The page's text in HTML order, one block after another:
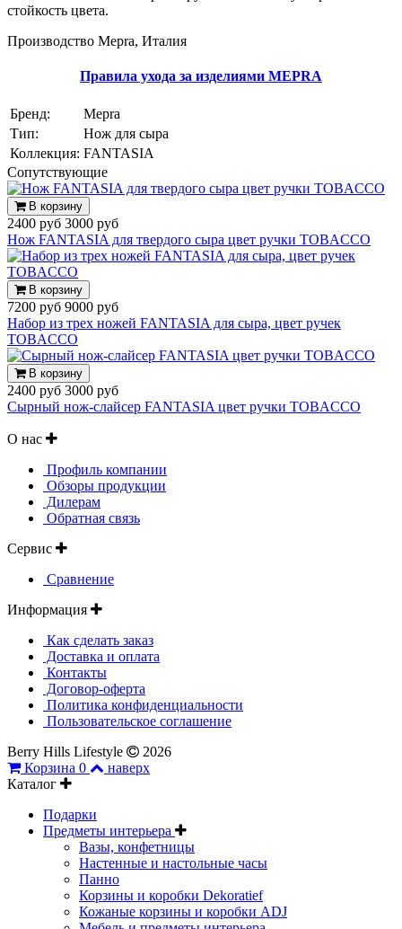
стойкость цвета.
Производство Mepra, Италия
Правила ухода за изделиями MEPRA
Бренд:
Mepra
Тип:
Нож для сыра
Коллекция: FANTASIA
Cопутствующие
В корзину
2400 руб 3000 руб
Нож FANTASIA для твердого сыра цвет ручки TOBACCO
В корзину
7200 руб 9000 руб
Набор из трех ножей FANTASIA для сыра, цвет ручек
TOBACCO
В корзину
2400 руб 3000 руб
Сырный нож-слайсер FANTASIA цвет ручки TOBACCO
О нас
Профиль компании
Обзоры продукции
Дилерам
Обратная связь
Сервис
Сравнение
Информация
Как сделать заказ
Доставка и оплата
Контакты
Договор-оферта
Политика конфиденциальности
Пользовательское соглашение
Berry Hills Lifestyle
2026
Корзина 0
наверх
Каталог
Подарки
Предметы интерьера
Вазы, конфетницы
Настенные и настольные часы
Панно
Корзины и коробки Dekoratief
Кожаные корзины и коробки ADJ